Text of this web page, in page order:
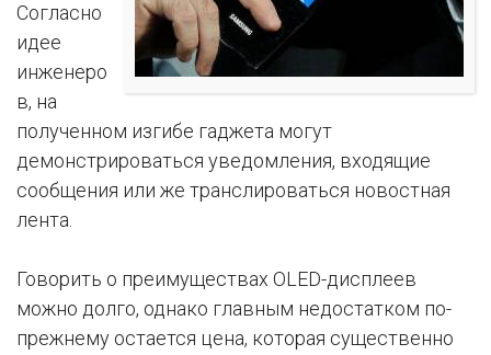
Согласно
идее
инженеро
в, на
полученном изгибе гаджета могут
демонстрироваться уведомления, входящие
сообщения или же транслироваться новостная
лента.
Говорить о преимуществах OLED-дисплеев
можно долго, однако главным недостатком по-
прежнему остается цена, которая существенно